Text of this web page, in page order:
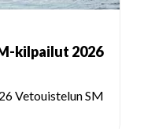
kilpailut 2026
Vetouistelun SM